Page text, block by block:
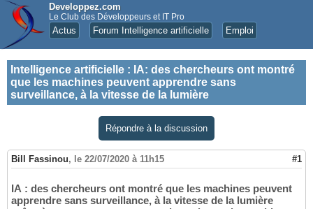
Developpez.com
Le Club des Développeurs et IT Pro
Actus Forum Intelligence artificielle Emploi
Intelligence artificielle : IA: des chercheurs ont montré
que les machines peuvent apprendre sans
surveillance, à la vitesse de la lumière
Répondre à la discussion
Bill Fassinou, le 22/07/2020 à 11h15 #1
IA : des chercheurs ont montré que les machines peuvent
apprendre sans surveillance, à la vitesse de la lumière